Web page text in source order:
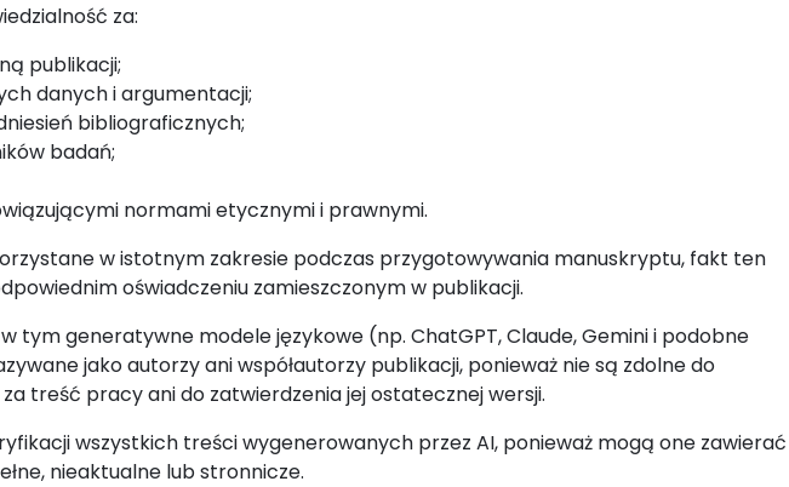
za:
publikacji;
danych i argumentacji;
bibliograficznych;
badań;
normami etycznymi i prawnymi.
w istotnym zakresie podczas przygotowywania manuskryptu, fakt ten
oświadczeniu zamieszczonym w publikacji.
tym generatywne modele językowe (np. ChatGPT, Claude, Gemini i podobne
jako autorzy ani współautorzy publikacji, ponieważ nie są zdolne do
treść pracy ani do zatwierdzenia jej ostatecznej wersji.
wszystkich treści wygenerowanych przez AI, ponieważ mogą one zawierać
nieaktualne lub stronnicze.